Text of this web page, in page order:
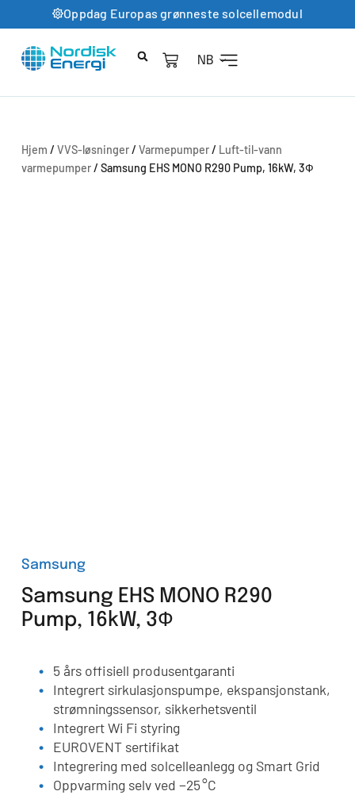
Oppdag Europas grønneste solcellemodul
NB
Hjem / VVS-løsninger/ Varmepumper/ Luft-til-vann
varmepumper/ Samsung EHS MONO R290 Pump, 16kW, 3Ф
Samsung
Samsung EHS MONO R290
Pump, 16kW, 3Ф
5 års offisiell produsentgaranti
Integrert sirkulasjonspumpe, ekspansjonstank,
strømningssensor, sikkerhetsventil
Integrert Wi Fi styring
EUROVENT sertifikat
Integrering med solcelleanlegg og Smart Grid
Oppvarming selv ved −25 °C